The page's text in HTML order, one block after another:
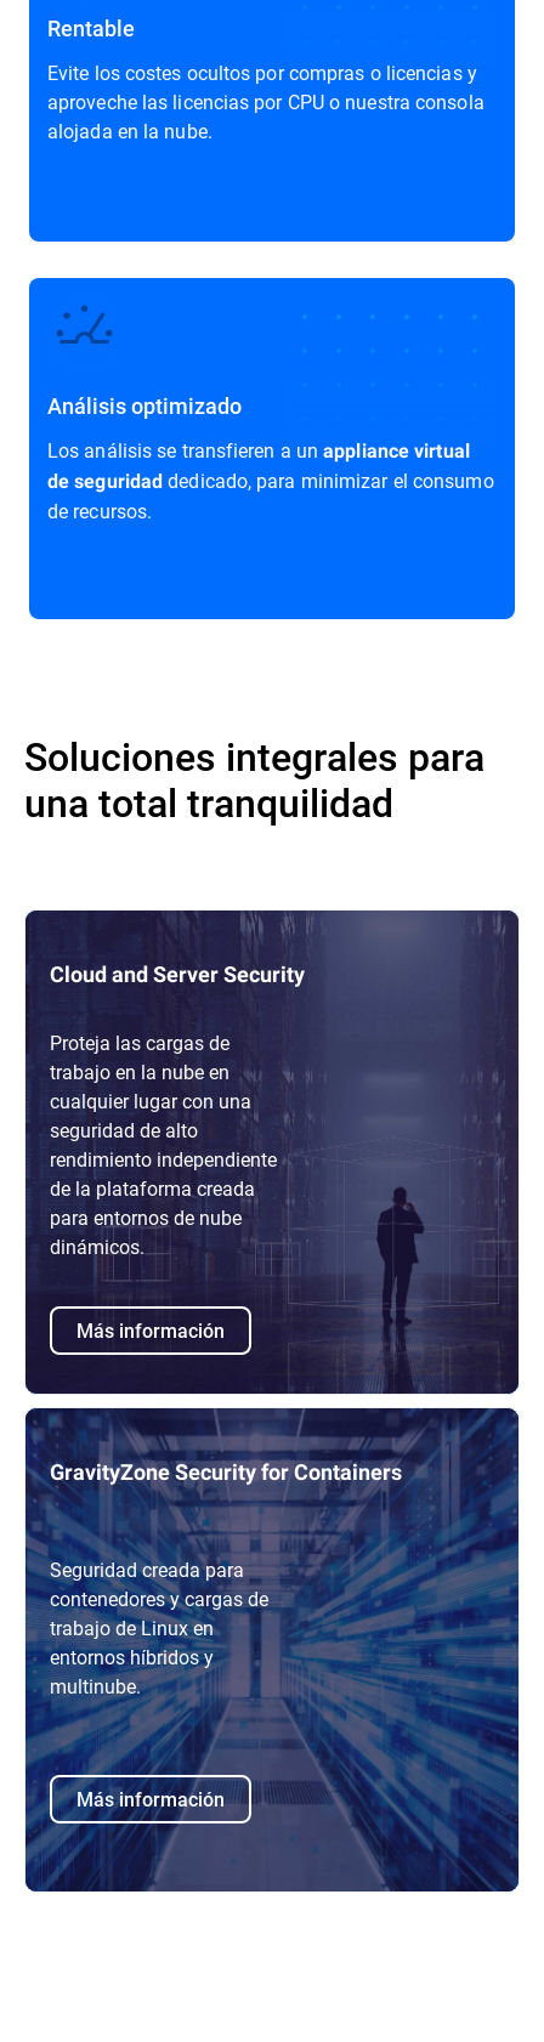
Rentable
Evite los costes ocultos por compras o licencias y
aproveche las licencias por CPU o nuestra consola
alojada en la nube.
Análisis optimizado
Los análisis se transfieren a unappliance virtual
de seguridad dedicado, para minimizar el consumo
de recursos.
Soluciones integrales para
una total tranquilidad
Cloud and Server Security
Proteja las cargas de
trabajo en la nube en
cualquier lugar con una
seguridad de alto
rendimiento independiente
de la plataforma creada
para entornos de nube
dinámicos.
Más información
GravityZone Security for Containers
Seguridad creada para
contenedores y cargas de
trabajo de Linux en
entornos híbridos y
multinube.
Más información